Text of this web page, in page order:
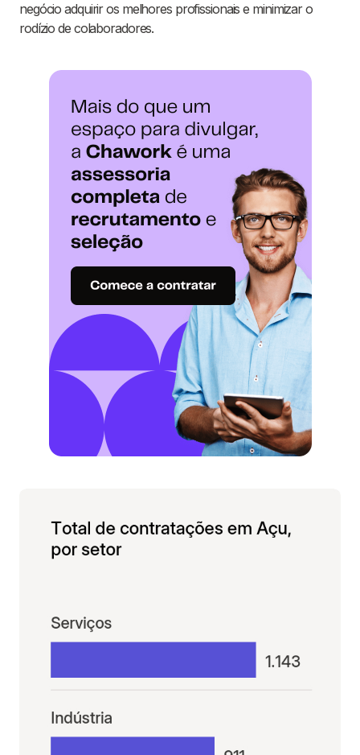
negócio adquirir os melhores profissionais e minimizar o
rodízio de colaboradores.